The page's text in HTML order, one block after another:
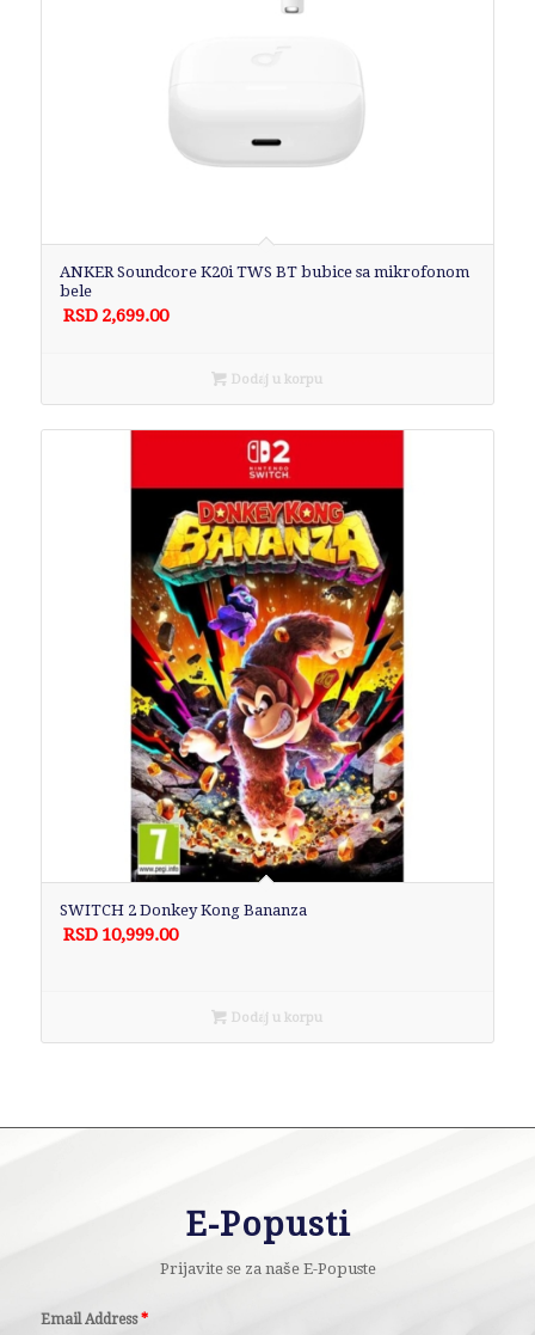
ANKER Soundcore K20i TWS BT bubice sa mikrofonom
bele
RSD 2,699.00
Dodaj u korpu
SWITCH 2 Donkey Kong Bananza
RSD 10,999.00
Dodaj u korpu
E-Popusti
Prijavite se za naše E-Popuste
Email Address*